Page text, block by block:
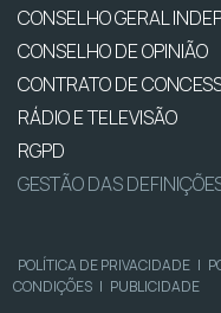
CONSELHO GERAL
CONSELHO DE OPINIÃO
CONTRATO DE
RÁDIO E TELEVISÃO
RGPD
GESTÃO DAS
POLÍTICA DE PRIVACIDADE |
CONDIÇÕES | PUBLICIDADE